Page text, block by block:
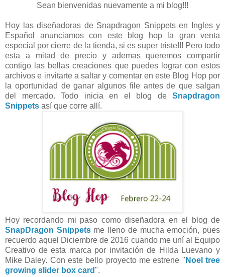
Sean bienvenidas nuevamente a mi blog!!!
Hoy las diseñadoras de Snapdragon Snippets en Ingles y
Español anunciamos con este blog hop la gran venta
especial por cierre de la tienda, si es super triste!!! Pero todo
esta a mitad de precio y ademas queremos compartir
contigo las bellas creaciones que puedes lograr con estos
archivos e invitarte a saltar y comentar en este Blog Hop por
la oportunidad de ganar algunos file antes de que salgan
del mercado. Todo inicia en el blog de Snapdragon
Snippets así que corre allí.
Hoy recordando mi paso como diseñadora en el blog de
SnapDragon Snippetsme lleno de mucha emoción, pues
recuerdo aquel Diciembre de 2016 cuando me uní al Equipo
Creativo de esta marca por invitación de Hilda Luevano y
Mike Daley. Con este bello proyecto me estrene " Noel tree
growing slider box card".